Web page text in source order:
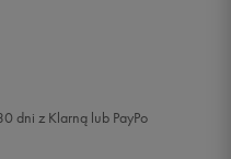
dni z Klarną lub PayPo